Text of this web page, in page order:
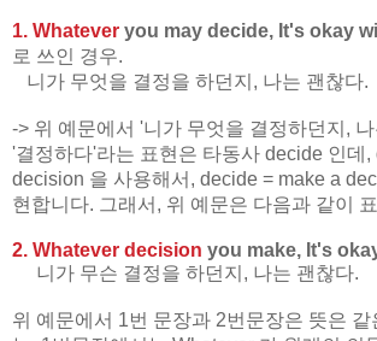
1. Whatever you may decide, It's okay
로 쓰인 경우.
니가 무엇을 결정을 하던지, 나는 괜찮다.
-> 위 예문에서 '니가 무엇을 결정하던지,
'결정하다'라는 표현은 타동사 decide 인데
decision 을 사용해서, decide = make a
현합니다. 그래서, 위 예문은 다음과 같이
2. Whatever decision you make, It's
니가 무슨 결정을 하던지, 나는 괜찮다.
위 예문에서 1번 문장과 2번문장은 뜻은 같